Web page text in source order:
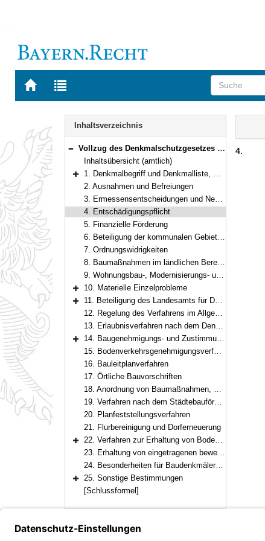
Zur
BAYERN.RECHT
Zur
letzten
Navigation
Inhaltsverzeichnis
Bereich reduzieren
Vollzug des Denkmalschutzgesetzes und baurechtlicher Vorschriften
Inhaltsübersicht (amtlich)
Bereich erweitern
1. Denkmalbegriff und Denkmalliste, Nähe von Baudenkmälern
2. Ausnahmen und Befreiungen
3. Ermessensentscheidungen und Nebenbestimmungen
4. Entschädigungspflicht
5. Finanzielle Förderung
6. Beteiligung der kommunalen Gebietskörperschaften an den Kosten der Denkmalpflege
7. Ordnungswidrigkeiten
8. Baumaßnahmen im ländlichen Bereich
9. Wohnungsbau-, Modernisierungs- und Städtebauförderung
Bereich erweitern
10. Materielle Einzelprobleme
Bereich erweitern
11. Beteiligung des Landesamts für Denkmalpflege
12. Regelung des Verfahrens im Allgemeinen und Behördensprechtag
13. Erlaubnisverfahren nach dem Denkmalschutzgesetz für Denkmäler und Anlagen in der Nähe von Baudenkmälern
Bereich erweitern
14. Baugenehmigungs- und Zustimmungsverfahren
15. Bodenverkehrsgenehmigungsverfahren
16. Bauleitplanverfahren
17. Örtliche Bauvorschriften
18. Anordnung von Baumaßnahmen, Nutzungs-, Abbruch- und Erhaltungsgeboten nach dem Bundesbaugesetz; Anordnungen nach Art. 63 Abs. 5 und 6, Art. 82 BayBO; Anordnungen nach Art. 4, 15 Abs. 3 DSchG
19. Verfahren nach dem Städtebauförderungsgesetz
20. Planfeststellungsverfahren
21. Flurbereinigung und Dorferneuerung
Bereich erweitern
22. Verfahren zur Erhaltung von Bodendenkmälern im Sinn des Art. 1 Abs. 4 DSchG
23. Erhaltung von eingetragenen beweglichen Denkmälern
24. Besonderheiten für Baudenkmäler zu gottesdienstlichen Zwecken
Bereich erweitern
25. Sonstige Bestimmungen
[Schlussformel]
4.